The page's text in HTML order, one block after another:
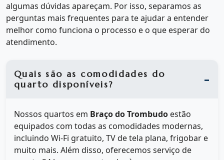
algumas dúvidas apareçam. Por isso, separamos as
perguntas mais frequentes para te ajudar a entender
melhor como funciona o processo e o que esperar do
atendimento.
Quais são as comodidades do
quarto disponíveis?
Nossos quartos em Braço do Trombudo estão
equipados com todas as comodidades modernas,
incluindo Wi-Fi gratuito, TV de tela plana, frigobar e
muito mais. Além disso, oferecemos serviço de